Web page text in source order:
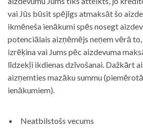
vai Jūs būsit spējīgs atmaksāt šo
ikmēneša ienākumi spēs nosegt
potenciālais aizņēmējs neņem vērā
izrēķina vai Jums pēc aizdevuma
līdzekļi ikdienas dzīvošanai. Dažkārt
aizņemties mazāku summu
ienākumiem).
Neatbilstošs vecums